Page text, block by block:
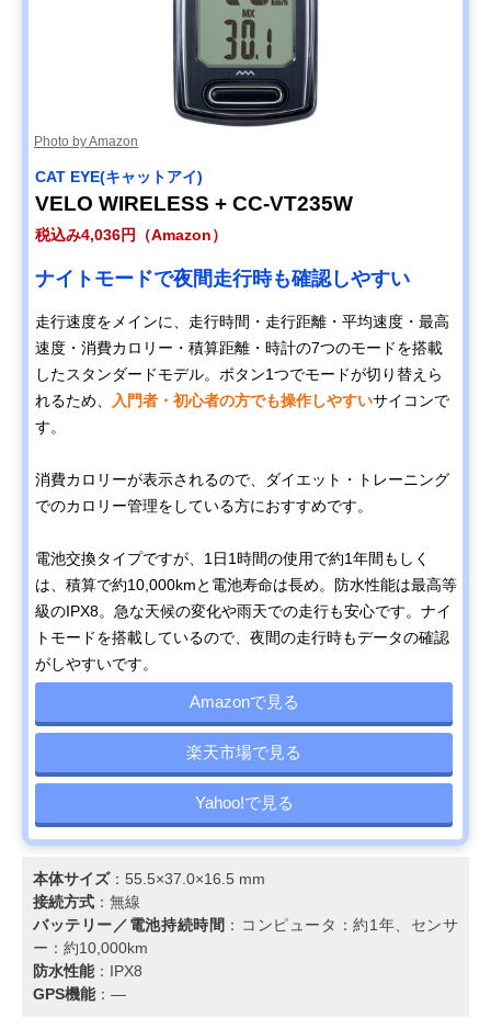
Photo by Amazon
CAT EYE(キャットアイ)
VELO WIRELESS + CC-VT235W
税込み4,036円（Amazon）
ナイトモードで夜間走行時も確認しやすい
走行速度をメインに、走行時間・走行距離・平均速度・最高
速度・消費カロリー・積算距離・時計の7つのモードを搭載
したスタンダードモデル。ボタン1つでモードが切り替えら
れるため、
入門者・初心者の方でも操作しやすいサイコンで
す。
消費カロリーが表示されるので、ダイエット・トレーニング
でのカロリー管理をしている方におすすめです。
電池交換タイプですが、1日1時間の使用で約1年間もしく
は、積算で約10,000kmと電池寿命は長め。防水性能は最高等
級のIPX8。急な天候の変化や雨天での走行も安心です。ナイ
トモードを搭載しているので、夜間の走行時もデータの確認
がしやすいです。
Amazonで見る
楽天市場で見る
Yahoo!で見る
本体サイズ：55.5×37.0×16.5 mm
接続方式 ：無線
バッテリー／電池持続時間 ：コンピュータ：約1年、センサ
ー：約10,000km
防水性能：IPX8
GPS機能：―